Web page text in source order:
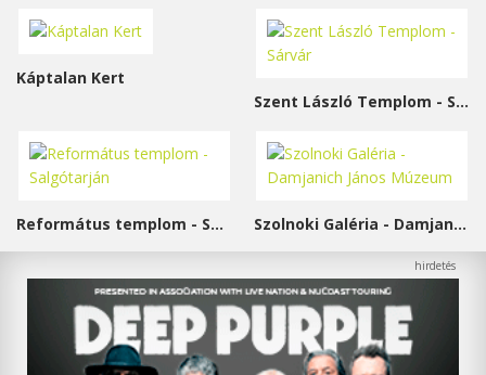
Káptalan Kert
Szent László Templom - Sárvár
Református templom - Salgótarján Szolnoki Galéria - Damjanich János Múzeum